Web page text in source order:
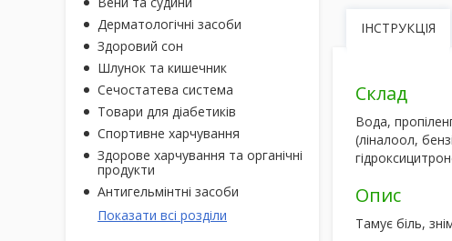
Дерматологічні засоби
Здоровий сон
Шлунок та кишечник
Сечостатева система
Товари для діабетиків
Спортивне харчування
Здорове харчування та органічні
продукти
Антигельмінтні засоби
Показати всі розділи
ІНСТРУКЦІЯ
Склад
Вода,
(ліналоол,
Опис
Тамує біль,